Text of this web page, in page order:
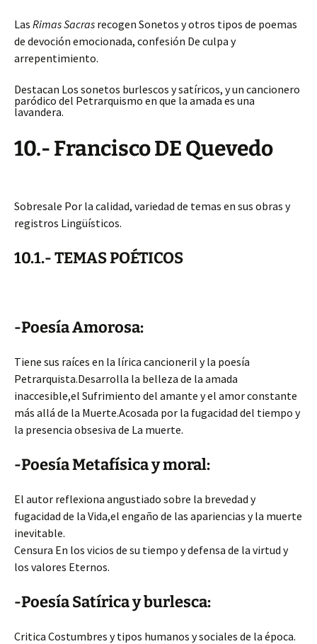
Las Rimas Sacras recogen Sonetos y otros tipos de poemas
de devoción emocionada, confesión De culpa y
arrepentimiento.
Destacan Los sonetos burlescos y satíricos, y un cancionero
paródico del Petrarquismo en que la amada es una
lavandera.
10.- Francisco DE Quevedo
Sobresale Por la calidad, variedad de temas en sus obras y
registros Lingüísticos.
10.1.- TEMAS POÉTICOS
-Poesía Amorosa:
Tiene sus raíces en la lírica cancioneril y la poesía
Petrarquista.Desarrolla la belleza de la amada
inaccesible,el Sufrimiento del amante y el amor constante
más allá de la Muerte.Acosada por la fugacidad del tiempo y
la presencia obsesiva de La muerte.
-Poesía Metafísica y moral:
El autor reflexiona angustiado sobre la brevedad y
fugacidad de la Vida,el engaño de las apariencias y la muerte
inevitable.
Censura En los vicios de su tiempo y defensa de la virtud y
los valores Eternos.
-Poesía Satírica y burlesca:
Critica Costumbres y tipos humanos y sociales de la época.